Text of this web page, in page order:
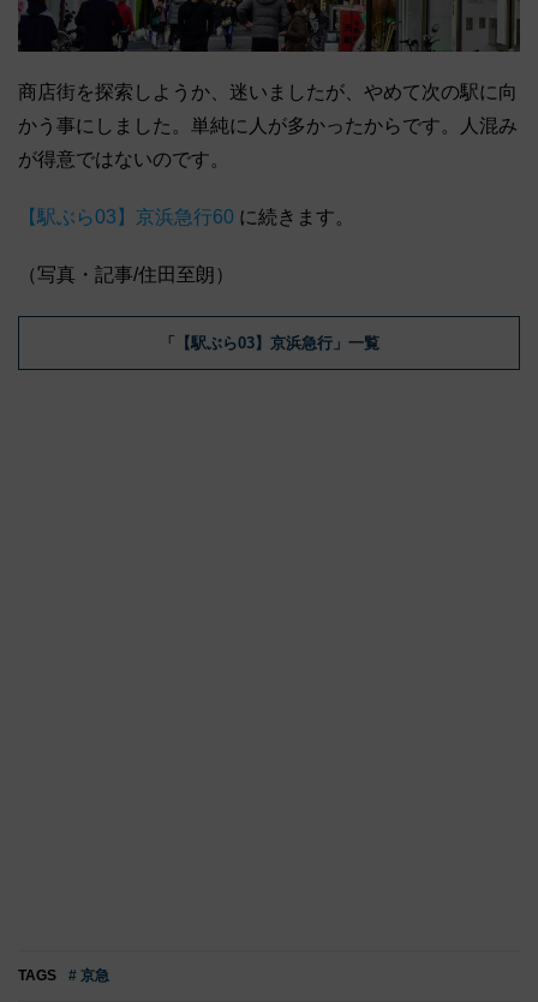
商店街を探索しようか、迷いましたが、やめて次の駅に向
かう事にしました。単純に人が多かったからです。人混み
が得意ではないのです。
【駅ぶら03】京浜急行60 に続きます。
（写真・記事/住田至朗）
「【駅ぶら03】京浜急行」一覧
TAGS # 京急